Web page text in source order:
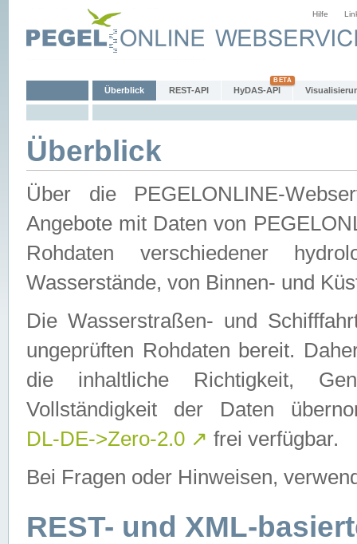
Hilfe
Überblick REST-API HyDAS-API
Überblick
Über die PEGELONLINE-
Angebote mit Daten von
Rohdaten verschiedener
Wasserstände, von Binnen- und
Die Wasserstraßen- und
ungeprüften Rohdaten bereit.
die inhaltliche Richtigkeit,
Vollständigkeit der Daten
DL-DE->Zero-2.0 ↗ frei verfügbar.
Bei Fragen oder Hinweisen,
REST- und XML-